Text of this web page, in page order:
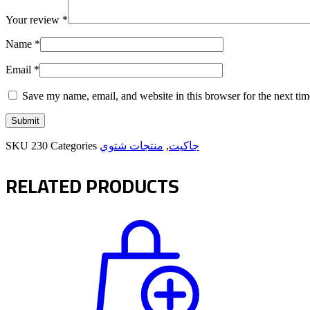
Your review *
Name *
Email *
Save my name, email, and website in this browser for the next
SKU 230 Categories جاكيت, منتجات شتوي
RELATED PRODUCTS